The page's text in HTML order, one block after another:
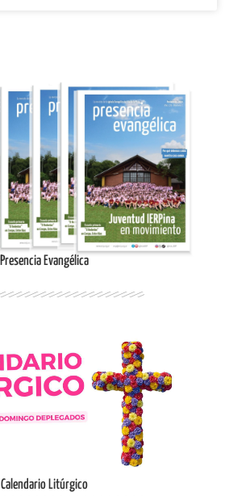
Ingresar
Presencia Evangélica
Ingresar
Calendario Litúrgico